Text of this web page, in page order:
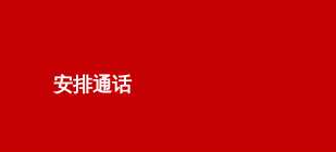
安排通话